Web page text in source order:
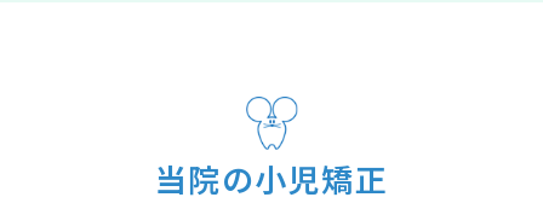
当院の小児矯正